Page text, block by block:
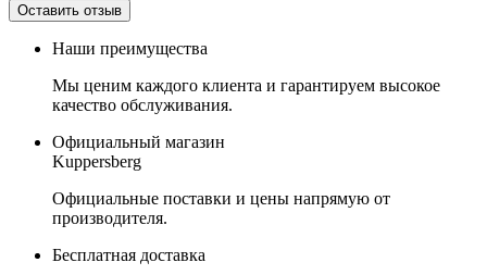
Наши преимущества
Мы ценим каждого клиента и гарантируем высокое
качество обслуживания.
Официальный магазин
Kuppersberg
Официальные поставки и цены напрямую от
производителя.
Бесплатная доставка